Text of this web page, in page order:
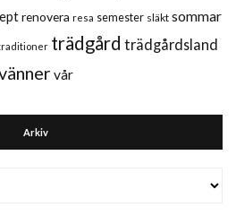
renovera resa semester släkt sommar
trädgård trädgårdsland
vår
Arkiv